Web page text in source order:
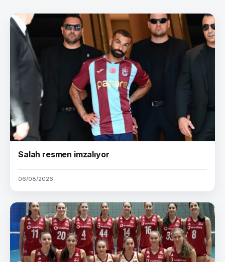
Salah resmen imzalıyor
06/08/2026